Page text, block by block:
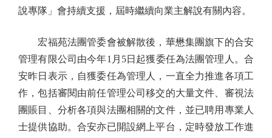
說專隊」會持續支援，屆時繼續向業主解說有關內容。
宏福苑法團管委會被解散後，華懋集團旗下的合安
管理有限公司由今年1月5日起獲委任為法團管理人。合
安昨日表示，自獲委任為管理人，一直全力推進各項工
作，包括審閱由前任管理公司移交的大量文件、審視法
團賬目、分析各項與法團相關的文件，並已聘用專業人
士提供協助。合安亦已開設網上平台，定時發放工作進